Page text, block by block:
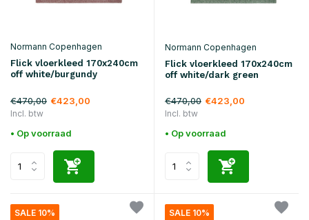
Normann Copenhagen
Flick vloerkleed 170x240cm
off white/burgundy
€470,00 €423,00
Incl. btw
• Op voorraad
Normann Copenhagen
Flick vloerkleed 170x240cm
off white/dark green
€470,00 €423,00
Incl. btw
• Op voorraad
SALE 10% SALE 10%